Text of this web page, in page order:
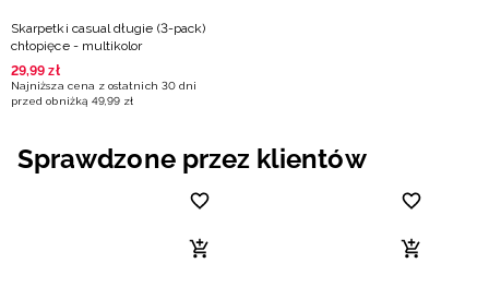
Skarpetki casual długie (3-pack)
chłopięce - multikolor
29,99 zł
Najniższa cena z ostatnich 30 dni
przed obniżką 49,99 zł
Sprawdzone przez klientów